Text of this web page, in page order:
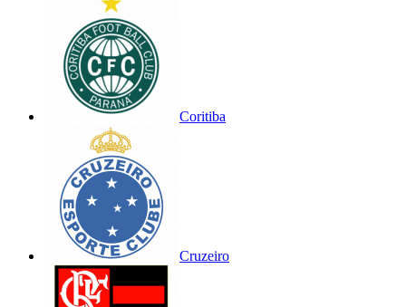
Coritiba
Cruzeiro